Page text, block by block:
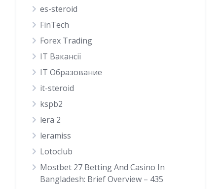
es-steroid
FinTech
Forex Trading
IT Вакансії
IT Образование
it-steroid
kspb2
lera 2
leramiss
Lotoclub
Mostbet 27 Betting And Casino In
Bangladesh: Brief Overview – 435